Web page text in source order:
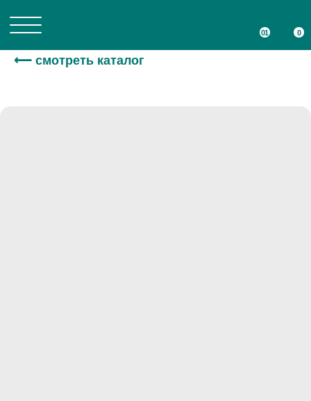
⟵ смотреть каталог